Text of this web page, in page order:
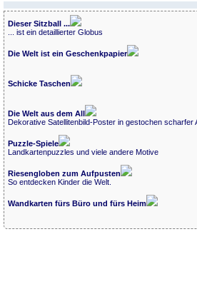
Dieser Sitzball ...
... ist ein detaillierter Globus
Die Welt ist ein Geschenkpapier
Schicke Taschen
Die Welt aus dem All
Dekorative Satellitenbild-Poster in gestochen scharfer
Puzzle-Spiele
Landkartenpuzzles und viele andere Motive
Riesengloben zum Aufpusten
So entdecken Kinder die Welt.
Wandkarten fürs Büro und fürs Heim